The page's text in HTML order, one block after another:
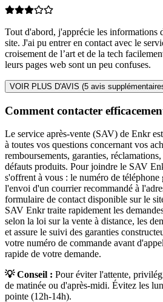
Tout d'abord, j'apprécie les informations
site. J'ai pu entrer en contact avec le
croisement de l’art et de la tech
leurs pages web sont un peu confuses.
VOIR PLUS D'AVIS (5 avis
Comment contacter
Le service après-vente (SAV) de Enkr
à toutes vos questions concernant vos
remboursements, garanties,
défauts produits. Pour joindre le SAV
s'offrent à vous : le numéro de
l'envoi d'un courrier recommandé à
formulaire de contact disponible sur le
SAV Enkr traite rapidement les
selon la loi sur la vente à distance, les
et assure le suivi des garanties
votre numéro de commande avant
rapide de votre demande.
💡 Conseil : Pour éviter l'attente,
de matinée ou d'après-midi. Évitez les
pointe (12h-14h).